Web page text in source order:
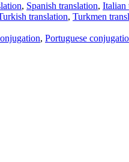
, Spanish translation, Italian
translation, Turkmen
, Portuguese